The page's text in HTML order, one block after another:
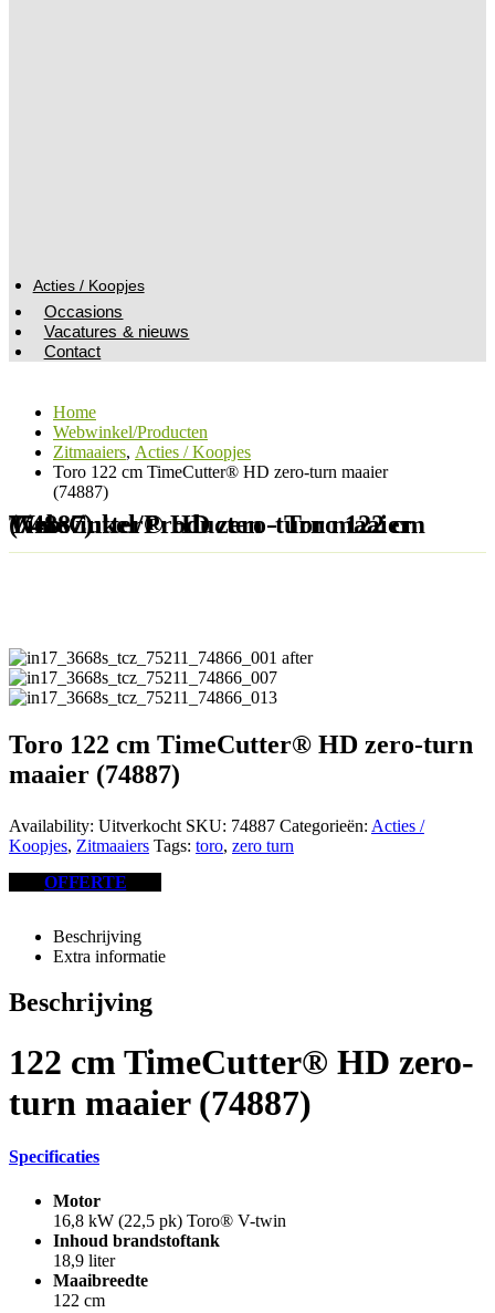
Acties / Koopjes
Occasions
Vacatures & nieuws
Contact
Home
Webwinkel/Producten
Zitmaaiers, Acties / Koopjes
Toro 122 cm TimeCutter® HD zero-turn maaier
(74887)
Webwinkel/Producten - Toro 122 cm TimeCutter® HD zero-turn maaier (74887)
Toro 122 cm TimeCutter® HD zero-turn
maaier (74887)
Availability: Uitverkocht SKU: 74887 Categorieën: Acties /
Koopjes, Zitmaaiers Tags: toro, zero turn
OFFERTE
Beschrijving
Extra informatie
Beschrijving
122 cm TimeCutter® HD zero-
turn maaier (74887)
Specificaties
Motor
16,8 kW (22,5 pk) Toro® V-twin
Inhoud brandstoftank
18,9 liter
Maaibreedte
122 cm